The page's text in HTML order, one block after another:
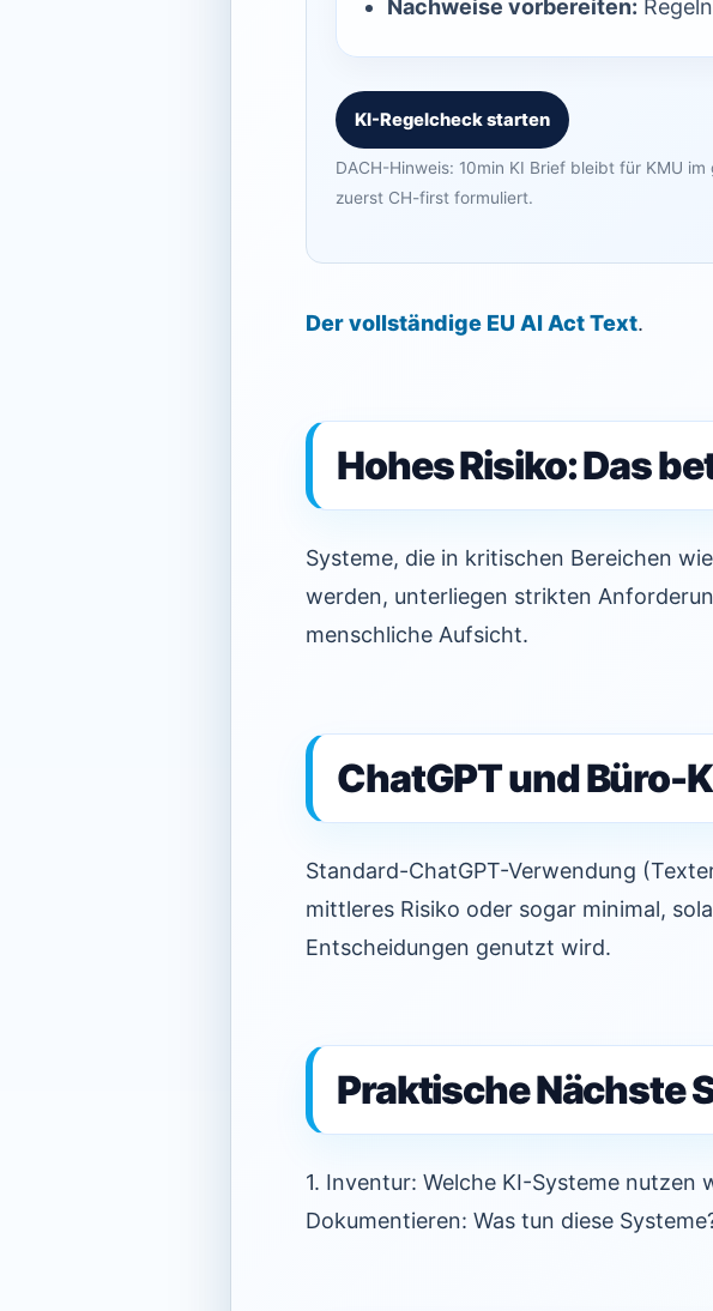
Nachweise vorbereiten:
KI-Regelcheck starten
DACH-Hinweis: 10min KI Brief bleibt für KMU
zuerst CH-first formuliert.
Der vollständige EU AI Act Text.
Hohes Risiko: Das
Systeme, die in kritischen Bereichen
werden, unterliegen strikten
menschliche Aufsicht.
ChatGPT und Büro-
Standard-ChatGPT-Verwendung
mittleres Risiko oder sogar minimal,
Entscheidungen genutzt wird.
Praktische Nächste
1. Inventur: Welche KI-Systeme nutzen
Dokumentieren: Was tun diese